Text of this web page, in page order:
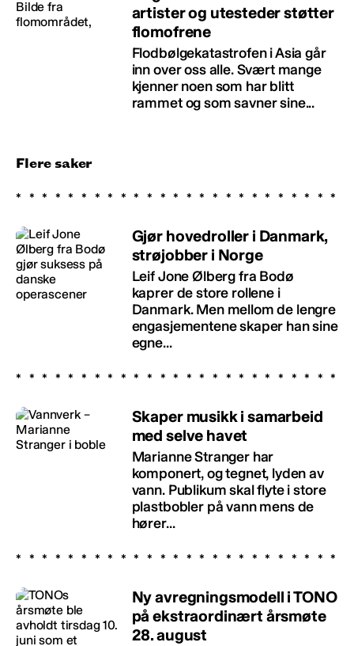
artister og utesteder støtter
flomofrene
Flodbølgekatastrofen i Asia går
inn over oss alle. Svært mange
kjenner noen som har blitt
rammet og som savner sine...
Flere saker
Gjør hovedroller i Danmark,
strøjobber i Norge
Leif Jone Ølberg fra Bodø
kaprer de store rollene i
Danmark. Men mellom de lengre
engasjementene skaper han sine
egne...
Skaper musikk i samarbeid
med selve havet
Marianne Stranger har
komponert, og tegnet, lyden av
vann. Publikum skal flyte i store
plastbobler på vann mens de
hører...
Ny avregningsmodell i TONO
på ekstraordinært årsmøte
28. august